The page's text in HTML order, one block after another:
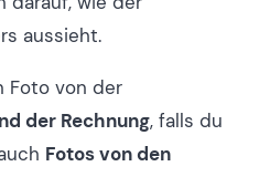
aussieht.
Foto von der
der Rechnung, falls du
Fotos von den